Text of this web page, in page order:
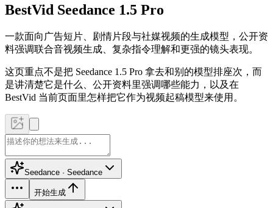
BestVid Seedance 1.5 Pro
一款面向广告短片、剧情片段与社媒视频的生成模型，公开资
料强调联合音视频生成、复杂指令理解和更强的镜头表现。
这页重点不是把 Seedance 1.5 Pro 拿去和别的模型排座次，而
是讲清楚它是什么、公开资料里强调哪些能力，以及在
BestVid 当前页面里怎样把它作为视频起稿模型来使用。
Seedance · Seedance
开始生成